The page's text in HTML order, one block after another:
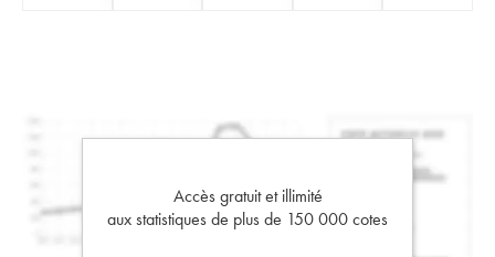
Accès gratuit et illimité
aux statistiques de plus de 150 000 cotes